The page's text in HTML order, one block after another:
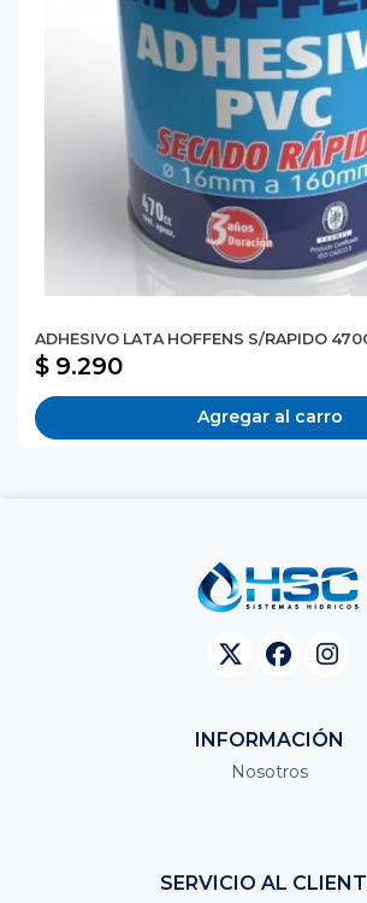
ADHESIVO LATA HOFFENS S/RAPIDO
$ 9.290
Agregar al carro
INFORMACIÓN
Nosotros
SERVICIO AL